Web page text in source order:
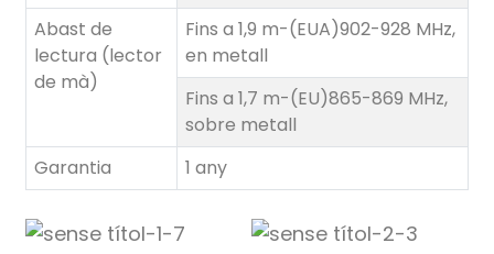
Abast de
lectura (lector
de mà)
Fins a 1,9 m-(EUA)902-928 MHz,
en metall
Fins a 1,7 m-(EU)865-869 MHz,
sobre metall
Garantia
1 any